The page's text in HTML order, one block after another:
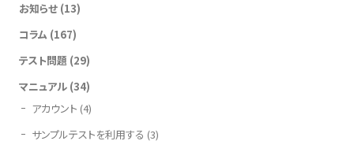
お知らせ(13)
コラム(167)
テスト問題 (29)
マニュアル(34)
アカウント (4)
サンプルテストを利用する (3)